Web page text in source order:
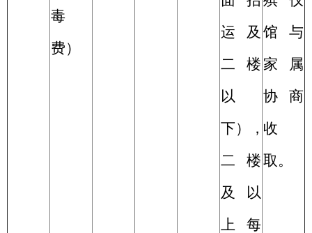
毒
费）
运及
二楼
以
下），
二楼
及以
上每
馆与
家属
协商
收
取 。